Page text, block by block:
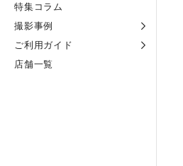
特集コラム
撮影事例
ご利用ガイド
店舗一覧